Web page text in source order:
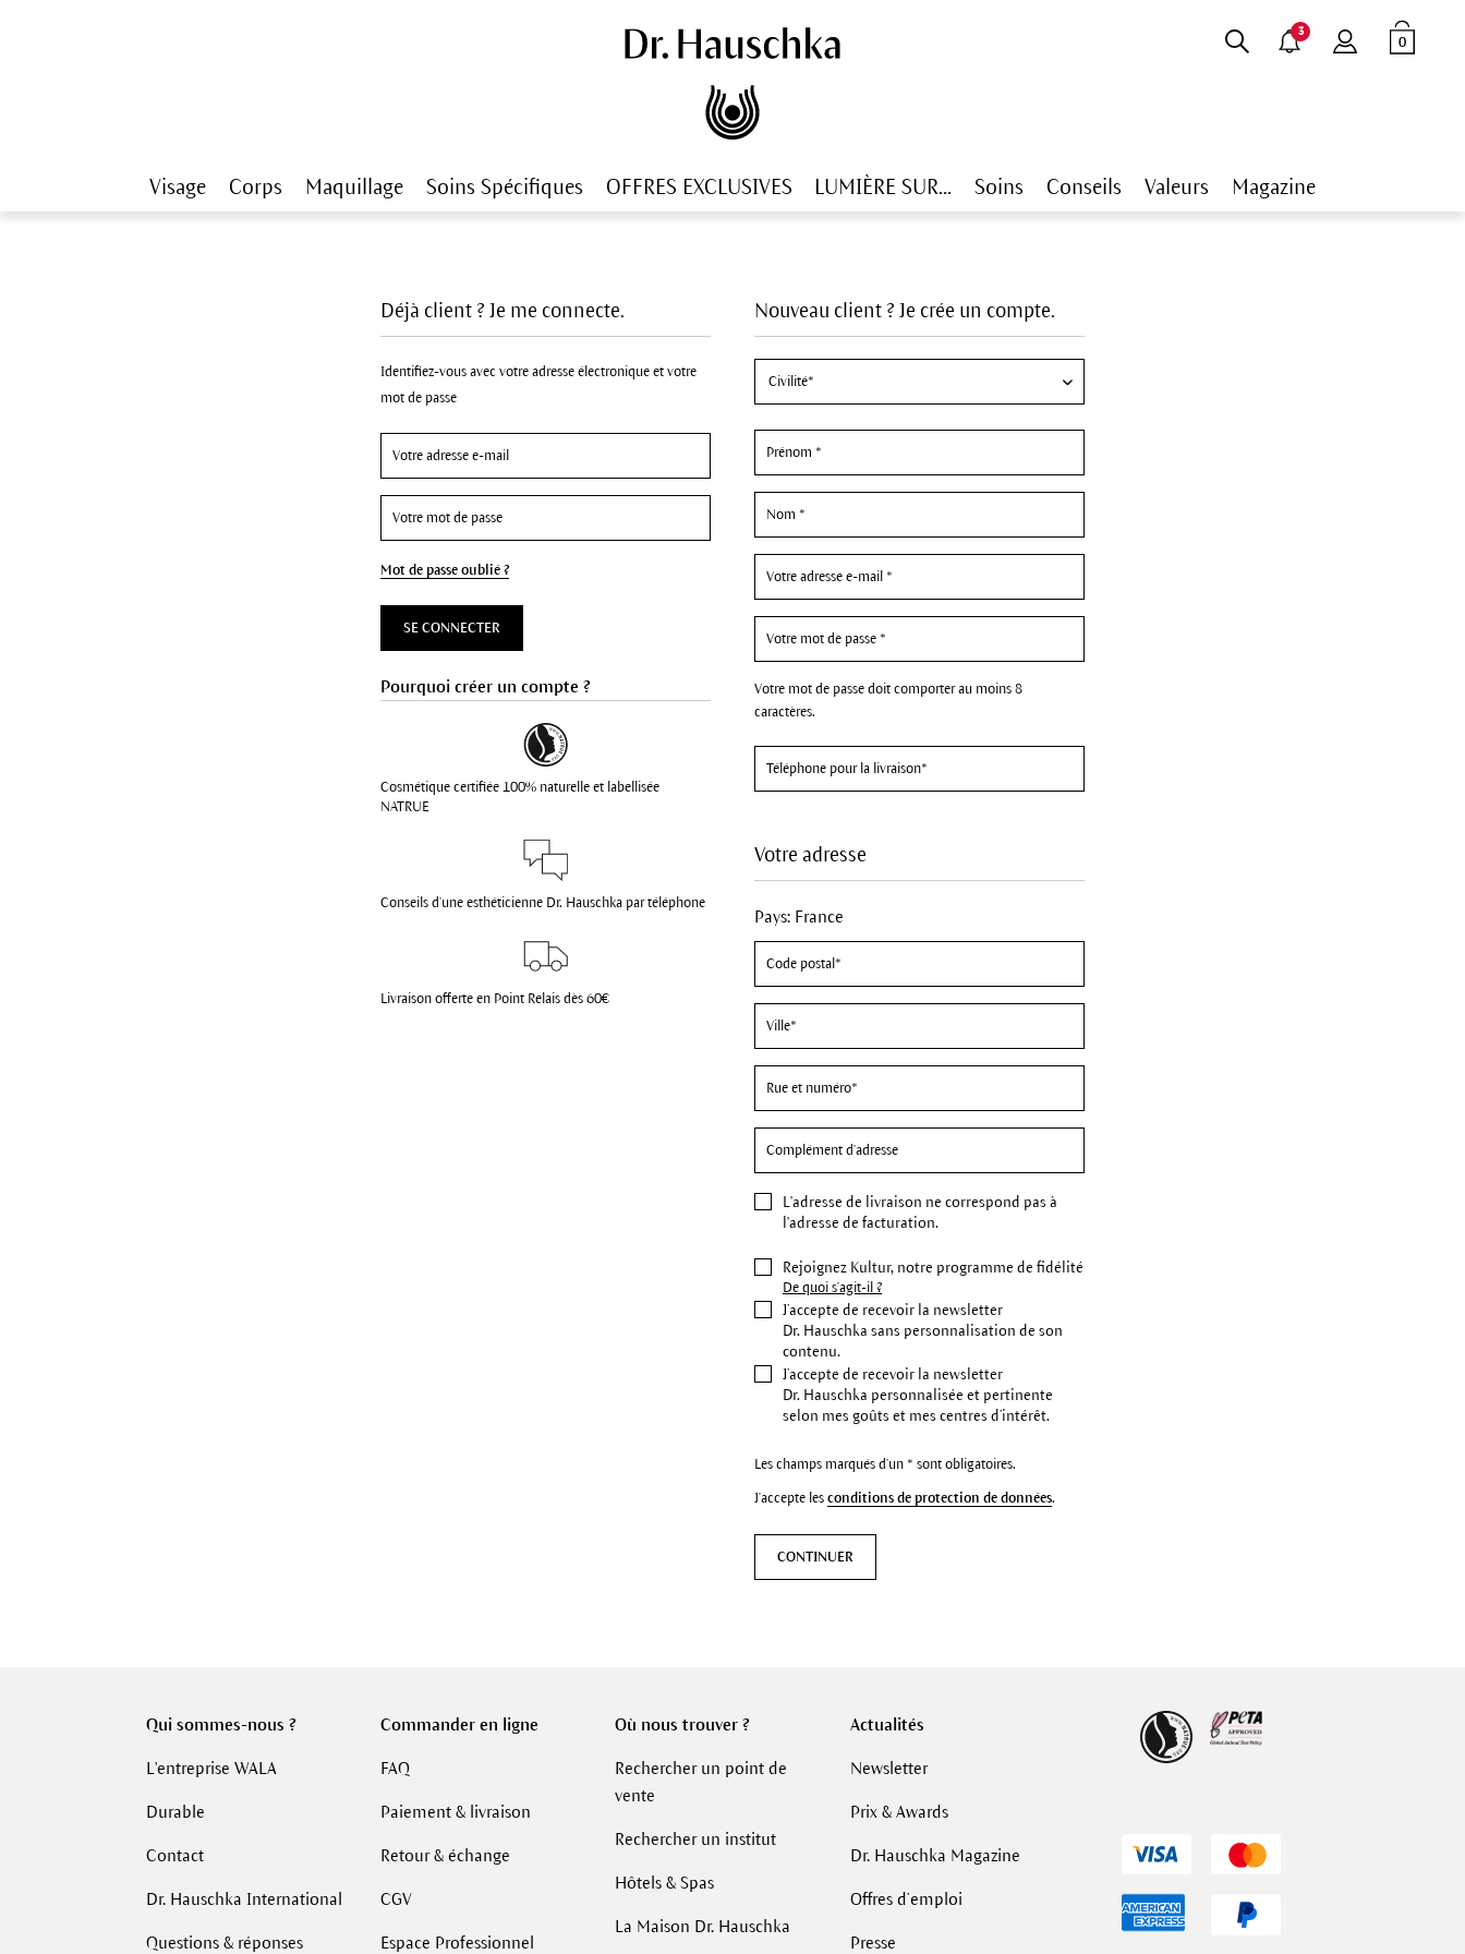
0
3
Visage Corps Maquillage Soins Spécifiques OFFRES EXCLUSIVES LUMIÈRE SUR... Soins Conseils Valeurs Magazine
Nouveau client ? Je crée un compte.
Votre mot de passe doit comporter au moins 8
caractères.
Votre adresse
Pays: France
L'adresse de livraison ne correspond pas à
l'adresse de facturation.
Rejoignez Kultur, notre programme de fidélité
De quoi s'agit-il ?
J’accepte de recevoir la newsletter
Dr. Hauschka sans personnalisation de son
contenu.
J’accepte de recevoir la newsletter
Dr. Hauschka personnalisée et pertinente
selon mes goûts et mes centres d’intérêt.
Les champs marqués d'un * sont obligatoires.
J'accepte les conditions de protection de données.
CONTINUER
Déjà client ? Je me connecte.
Identifiez-vous avec votre adresse électronique et votre
mot de passe
Mot de passe oublié ?
SE CONNECTER
Pourquoi créer un compte ?
Cosmétique certifiée 100% naturelle et labellisée
NATRUE
Conseils d'une esthéticienne Dr. Hauschka par téléphone
Livraison offerte en Point Relais dès 60€
Qui sommes-nous ?
L'entreprise WALA
Durable
Contact
Dr. Hauschka International
Questions & réponses
Commander en ligne
FAQ
Paiement & livraison
Retour & échange
CGV
Espace Professionnel
Où nous trouver ?
Rechercher un point de
vente
Rechercher un institut
Hôtels & Spas
La Maison Dr. Hauschka
Actualités
Newsletter
Prix & Awards
Dr. Hauschka Magazine
Offres d’emploi
Presse